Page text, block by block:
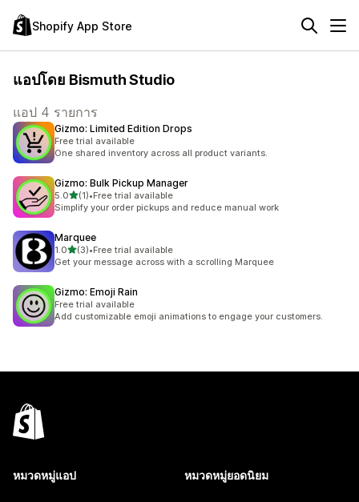
Shopify App Store
แอปโดย Bismuth Studio
แอป 4 รายการ
Gizmo: Limited Edition Drops
Free trial available
One shared inventory across all product variants.
Gizmo: Bulk Pickup Manager
5.0เต็ม 5 ดาว
(1)
ทั้งหมด 1 รีวิว
•Free trial available
Simplify your order pickups and reduce manual work
Marquee
1.0เต็ม 5 ดาว
(3)
ทั้งหมด 3 รีวิว
•Free trial available
Get your message across with a scrolling Marquee
Gizmo: Emoji Rain
Free trial available
Add customizable emoji animations to engage your customers.
หมวดหมู่แอป หมวดหมู่ยอดนิยม